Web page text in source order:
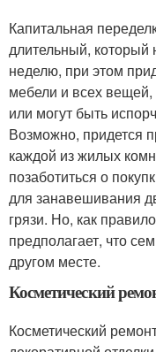
Капитальная
длительный, который
неделю, при этом
мебели и всех вещей,
или могут быть
Возможно, придется
каждой из жилых
позаботиться о
для занавешивания
грязи. Но, как
предполагает, что
другом месте.
Косметический
Косметический